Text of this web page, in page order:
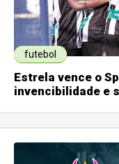
futebol
Estrela vence o
invencibilidade e